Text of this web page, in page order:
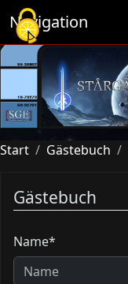
Navigation
Start Gästebuch
Gästebuch
Name*
Cookie-Einstellungen